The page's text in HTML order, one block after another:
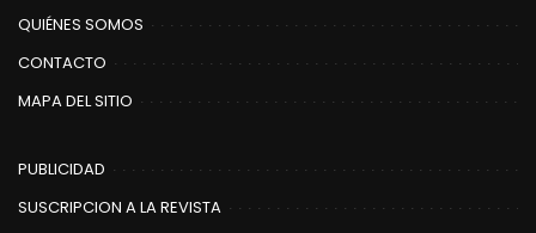
QUIÉNES SOMOS
CONTACTO
MAPA DEL SITIO
PUBLICIDAD
SUSCRIPCION A LA REVISTA